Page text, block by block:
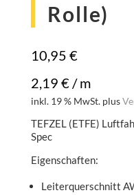
Rolle)
10,95 €
2,19 € /m
inkl. 19 % MwSt. plus
TEFZEL (ETFE)
Spec
Eigenschaften:
Leiterquerschnitt